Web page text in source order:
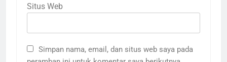
Situs Web
Simpan nama, email, dan situs web saya pada